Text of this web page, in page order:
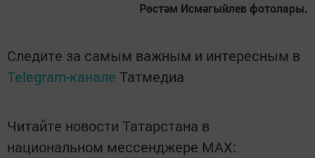
Рөстәм Исмәгыйлев фотолары.
Следите за самым важным и интересным в
Telegram-канале Татмедиа
Читайте новости Татарстана в
национальном мессенджере MАХ: